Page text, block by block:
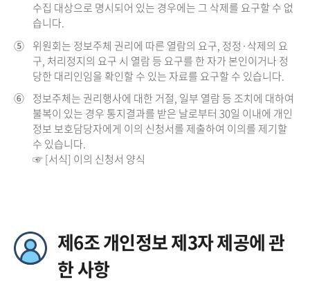
수집 대상으로 명시되어 있는 경우에는 그 삭제를 요구할 수 없
습니다.
⑤ 위원회는 정보주체 권리에 따른 열람의 요구, 정정·삭제의 요
구, 처리정지의 요구 시 열람 등 요구를 한 자가 본인이거나 정
당한 대리인임을 확인할 수 있는 자료를 요구할 수 있습니다.
⑥ 정보주체는 권리행사에 대한 거절, 일부 열람 등 조치에 대하여
불복이 있는 경우 통지결과를 받은 날로부터 30일 이내에 개인
정보 보호담당자에게 이의 신청서를 제출하여 이의를 제기할
수 있습니다.
☞ [서식] 이의 신청서 양식
제6조 개인정보 제3자 제공에 관
한 사항